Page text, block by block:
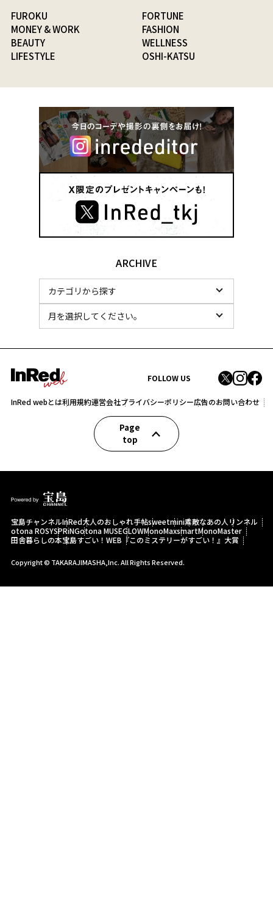
FUROKU
FORTUNE
MONEY & WORK
FASHION
BEAUTY
WELLNESS
LIFESTYLE
OSHI-KATSU
ARCHIVE
FOLLOW US
InRed webとは利用規約運営会社プライバシーポリシー広告のお問い合わせ
Page
top
宝島チャンネルInRed大人のおしゃれ手帖sweetmini素敵なあの人 リンネル
otona ROSYSPRiNGotona MUSEGLOWMonoMaxsmartMonoMaster
田舎暮らしの本宝島すごい！WEB 『このミステリーがすごい！』大賞
Copyright © TAKARAJIMASHA,Inc. All Rights Reserved.